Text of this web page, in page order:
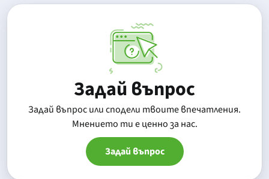
Задай въпрос
Задай въпрос или сподели твоите впечатления.
Mнението ти е ценно за нас.
Задай въпрос